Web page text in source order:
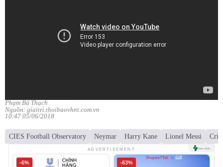
Phạm Bá Thạch
Nguồn: giaitri.thoibaovhnt.com.vn
10:47 05/06/2018
CIES Football Observatory Neymar Harry Kane Lionel Messi
ADVERTISEMENT
-6% -63%